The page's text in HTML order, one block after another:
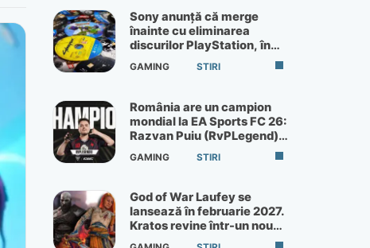
Sony anunță că merge
înainte cu eliminarea
discurilor PlayStation, în
ciuda protestelor
GAMING STIRI
România are un campion
mondial la EA Sports FC 26:
Razvan Puiu (RvPLegend)
câștigă turneul de la Paris
GAMING STIRI
God of War Laufey se
lansează în februarie 2027.
Kratos revine într-un nou
God of War